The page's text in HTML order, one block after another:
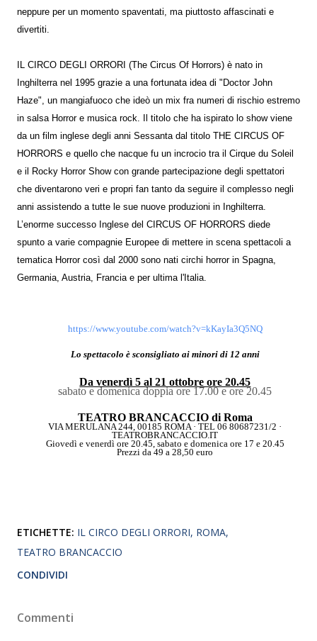
neppure per un momento spaventati, ma piuttosto affascinati e
divertiti.
IL CIRCO DEGLI ORRORI (The Circus Of Horrors) è nato in
Inghilterra nel 1995 grazie a una fortunata idea di "Doctor John
Haze", un mangiafuoco che ideò un mix fra numeri di rischio estremo
in salsa Horror e musica rock. Il titolo che ha ispirato lo show viene
da un film inglese degli anni Sessanta dal titolo THE CIRCUS OF
HORRORS e quello che nacque fu un incrocio tra il Cirque du Soleil
e il Rocky Horror Show con grande partecipazione degli spettatori
che diventarono veri e propri fan tanto da seguire il complesso negli
anni assistendo a tutte le sue nuove produzioni in Inghilterra.
L’enorme successo Inglese del CIRCUS OF HORRORS diede
spunto a varie compagnie Europee di mettere in scena spettacoli a
tematica Horror così dal 2000 sono nati circhi horror in Spagna,
Germania, Austria, Francia e per ultima l'Italia.
https://www.youtube.com/watch?v=kKayIa3Q5NQ
Lo spettacolo è sconsigliato ai minori di 12 anni
Da venerdì 5 al 21 ottobre ore 20.45
sabato e domenica doppia ore 17.00 e ore 20.45
TEATRO BRANCACCIO di Roma
VIA MERULANA 244, 00185 ROMA · TEL 06 80687231/2 ·
TEATROBRANCACCIO.IT
Giovedì e venerdì ore 20.45, sabato e domenica ore 17 e 20.45
Prezzi da 49 a 28,50 euro
ETICHETTE: IL CIRCO DEGLI ORRORI ROMA
TEATRO BRANCACCIO
CONDIVIDI
Commenti